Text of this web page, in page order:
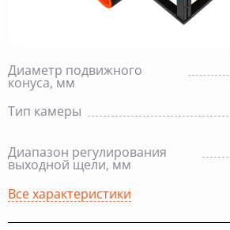
Диаметр подвижного
конуса, мм
Тип камеры
Диапазон регулирования
выходной щели, мм
Все характеристики